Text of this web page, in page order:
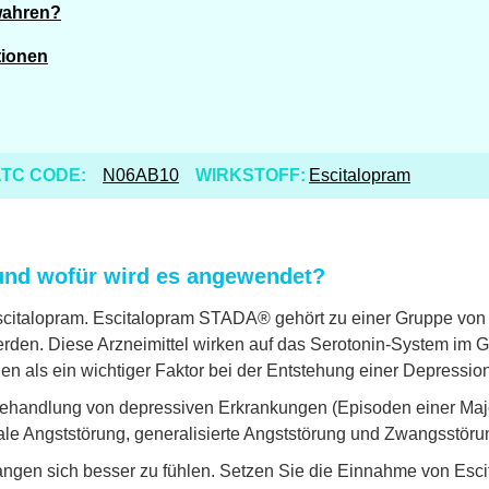
CODE: N06AB10 WIRKSTOFF: Escitalopram
wofür wird es angewendet?
Escitalopram STADA® gehört zu einer Gruppe
Diese Arzneimittel wirken auf das Serotonin-System im
als ein wichtiger Faktor bei der Entstehung einer
von depressiven Erkrankungen (Episoden einer
Angststörung, generalisierte Angststörung und
sich besser zu fühlen. Setzen Sie die Einnahme von